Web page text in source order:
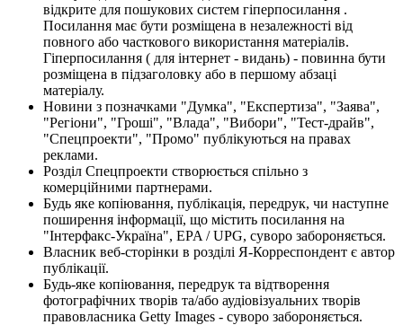
відкрите для пошукових систем гіперпосилання .
Посилання має бути розміщена в незалежності від
повного або часткового використання матеріалів.
Гіперпосилання ( для інтернет - видань) - повинна бути
розміщена в підзаголовку або в першому абзаці
матеріалу.
Новини з позначками "Думка", "Експертиза", "Заява",
"Регіони", "Гроші", "Влада", "Вибори", "Тест-драйв",
"Спецпроекти", "Промо" публікуються на правах
реклами.
Розділ Спецпроекти створюється спільно з
комерційними партнерами.
Будь яке копіювання, публікація, передрук, чи наступне
поширення інформації, що містить посилання на
"Інтерфакс-Україна", EPA / UPG, суворо забороняється.
Власник веб-сторінки в розділі Я-Корреспондент є автор
публікації.
Будь-яке копіювання, передрук та відтворення
фотографічних творів та/або аудіовізуальних творів
правовласника Getty Images - суворо забороняється.